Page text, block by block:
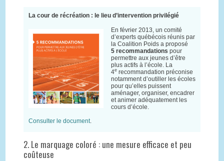
La cour de récréation : le lieu d’intervention privilégié
En février 2013, un comité
d’experts québécois réunis par
la Coalition Poids a proposé
5 recommandations pour
permettre aux jeunes d’être
plus actifs à l’école. La
4erecommandation préconise
notamment d’outiller les écoles
pour qu’elles puissent
aménager, organiser, encadrer
et animer adéquatement les
cours d’école.
Consulter le document.
2. Le marquage coloré : une mesure efficace et peu
coûteuse